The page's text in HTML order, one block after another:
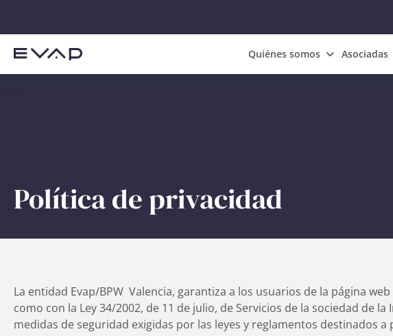
Quiénes somos Asociadas
Política de privacidad
La entidad Evap/BPW Valencia, garantiza a los usuarios de la página
como con la Ley 34/2002, de 11 de julio, de Servicios de la sociedad de
medidas de seguridad exigidas por las leyes y reglamentos destinados